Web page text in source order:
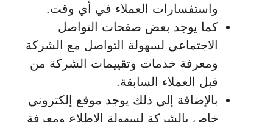
واستفسارات العملاء في أي وقت.
كما يوجد بعض صفحات التواصل
الاجتماعي لسهولة التواصل مع الشركة
ومعرفة خدمات وتقييمات الشركة من
قبل العملاء السابقة.
بالإضافة إلي ذلك يوجد موقع إلكتروني
خاص بالشركة لسهولة الاطلاع ومعرفة